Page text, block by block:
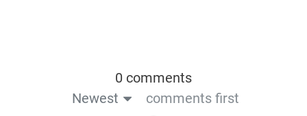
0 comments
Newest
comments first